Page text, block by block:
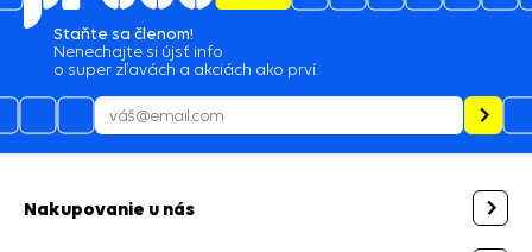
Staňte sa členom!
Nenechajte si újsť info
o super zľavách a akciách ako prví.
Nakupovanie u nás